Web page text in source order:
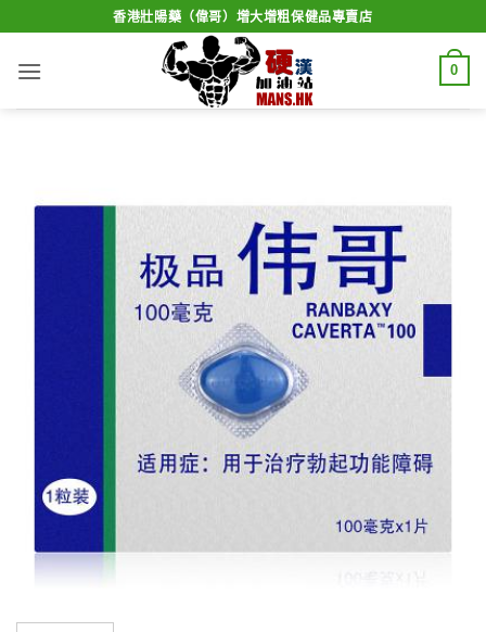
to
content
香港壯陽藥（偉哥）增大增粗保健品專賣店
0